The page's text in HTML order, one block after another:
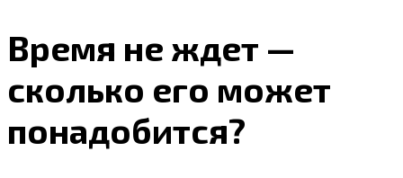
Время не ждет —
сколько его может
понадобится?